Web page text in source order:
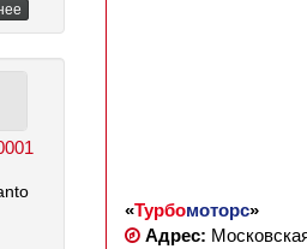
«Турбомоторс»
Адрес: